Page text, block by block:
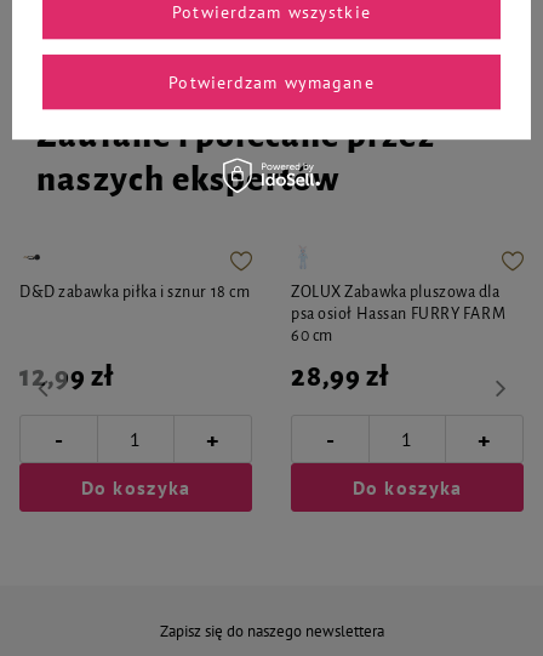
Zaufane i polecane przez
naszych ekspertów
D&D zabawka piłka i sznur 18 cm
12,99 zł
- +
Do koszyka
ZOLUX Zabawka pluszowa dla
psa osioł Hassan FURRY FARM
60 cm
28,99 zł
- +
Do koszyka
Zapisz się do naszego newslettera
Potwierdzam wymagane
Potwierdzam wszystkie